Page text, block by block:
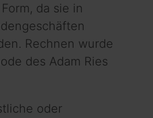
da sie in
Rechnen wurde
des Adam Ries
oder